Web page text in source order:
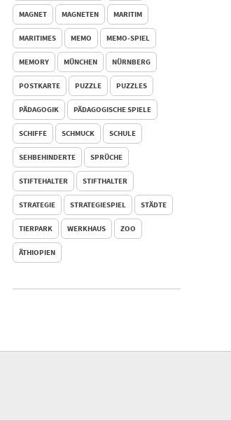
MAGNET MAGNETEN MARITIM
MARITIMES MEMO MEMO-SPIEL
MEMORY MÜNCHEN NÜRNBERG
POSTKARTE PUZZLE PUZZLES
PÄDAGOGIK PÄDAGOGISCHE SPIELE
SCHIFFE SCHMUCK SCHULE
SEHBEHINDERTE SPRÜCHE
STIFTEHALTER STIFTHALTER
STRATEGIE STRATEGIESPIEL STÄDTE
TIERPARK WERKHAUS ZOO
ÄTHIOPIEN